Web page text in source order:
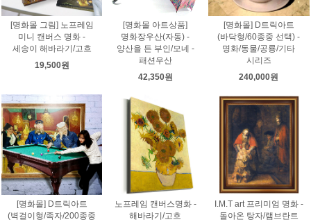
[명화몰 그림] 노프레임
미니 캔버스 명화 -
세송이 해바라기/고흐
19,500원
[명화몰 아트상품]
명화장우산(자동) -
양산을 든 부인/모네 -
패션우산
42,350원
[명화몰] D트릭아트
(바닥형/60종중 선택) -
명화/동물/공룡/기타
시리즈
240,000원
[명화몰] D트릭아트
(벽걸이형/족자/200종중
노프레임 캔버스명화 -
해바라기/고흐
I.M.T art 프리미엄 명화 -
돌아온 탕자/램브란트